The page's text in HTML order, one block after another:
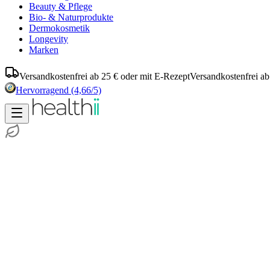
Beauty & Pflege
Bio- & Naturprodukte
Dermokosmetik
Longevity
Marken
Versandkostenfrei ab 25 € oder mit E-RezeptVersandkostenfrei
Hervorragend (4,66/5)